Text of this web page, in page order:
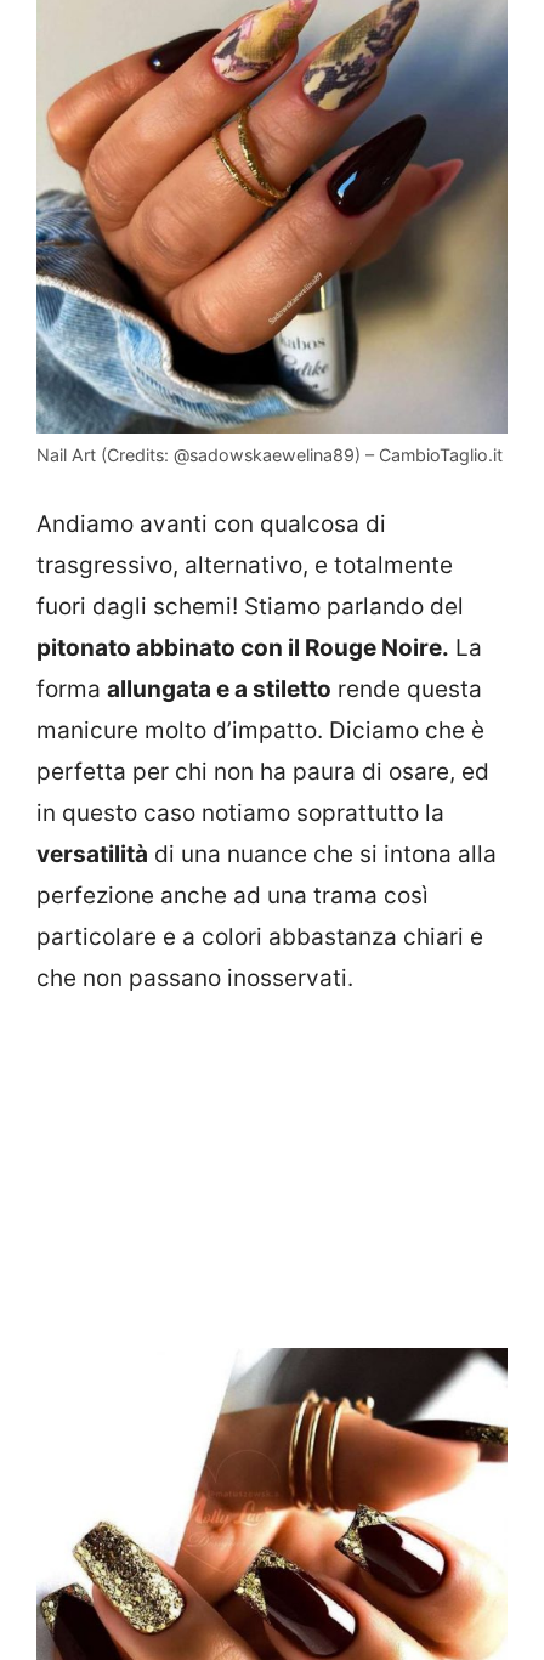
Nail Art (Credits: @sadowskaewelina89) – CambioTaglio.it
Andiamo avanti con qualcosa di
trasgressivo, alternativo, e totalmente
fuori dagli schemi! Stiamo parlando del
pitonato abbinato con il Rouge Noire. La
forma allungata e a stiletto rende questa
manicure molto d’impatto. Diciamo che è
perfetta per chi non ha paura di osare, ed
in questo caso notiamo soprattutto la
versatilità di una nuance che si intona alla
perfezione anche ad una trama così
particolare e a colori abbastanza chiari e
che non passano inosservati.